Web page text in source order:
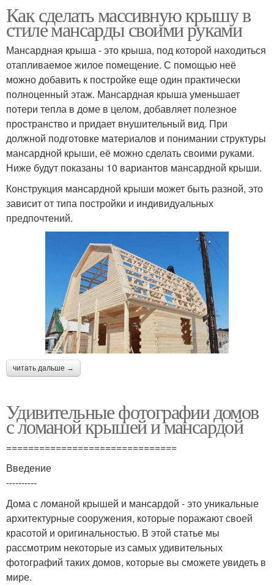
Как сделать массивную крышу в
стиле мансарды своими руками
Мансардная крыша - это крыша, под которой находиться
отапливаемое жилое помещение. С помощью неё
можно добавить к постройке еще один практически
полноценный этаж. Мансардная крыша уменьшает
потери тепла в доме в целом, добавляет полезное
пространство и придает внушительный вид. При
должной подготовке материалов и понимании структуры
мансардной крыши, её можно сделать своими руками.
Ниже будут показаны 10 вариантов мансардной крыши.
Конструкция мансардной крыши может быть разной, это
зависит от типа постройки и индивидуальных
предпочтений.
читать дальше →
Удивительные фотографии домов
с ломаной крышей и мансардой
===============================
Введение
----------
Дома с ломаной крышей и мансардой - это уникальные
архитектурные сооружения, которые поражают своей
красотой и оригинальностью. В этой статье мы
рассмотрим некоторые из самых удивительных
фотографий таких домов, которые вы сможете увидеть в
мире.